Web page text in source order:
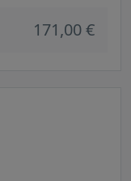
171,00 €